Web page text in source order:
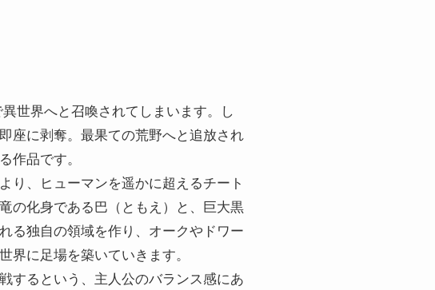
世界へと召喚されてしまいます。し
座に剥奪。最果ての荒野へと追放され
品です。
り、ヒューマンを遥かに超えるチート
の化身である巴（ともえ）と、巨大黒
る独自の領域を作り、オークやドワー
に足場を築いていきます。
するという、主人公のバランス感にあ